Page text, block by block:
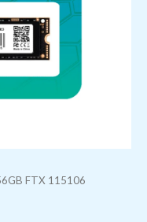
FTX 115106